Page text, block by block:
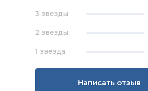
3 звезды
2 звезды
1 звезда
Написать отзыв